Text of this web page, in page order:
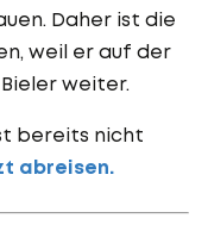
Daher ist die
weil er auf der
weiter.
bereits nicht
abreisen.